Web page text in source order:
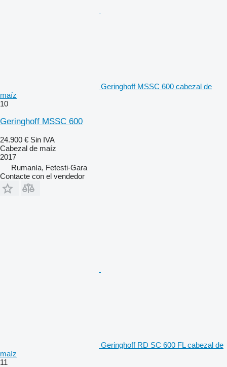
Geringhoff MSSC 600 cabezal de
maíz
10
Geringhoff MSSC 600
24.900 € Sin IVA
Cabezal de maíz
2017
Rumanía, Fetesti-Gara
Contacte con el vendedor
Geringhoff RD SC 600 FL cabezal de
maíz
11